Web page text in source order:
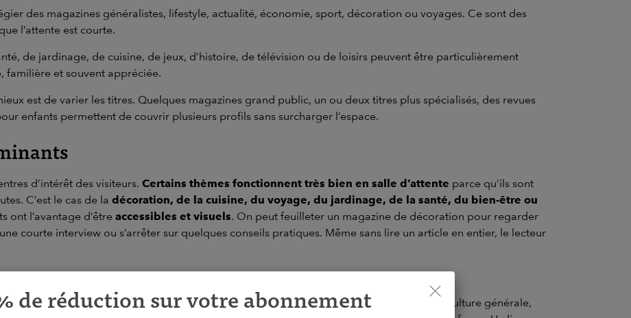
des magazines généralistes, lifestyle, actualité, économie, sport, décoration ou voyages. Ce sont des
l’attente est courte.
de jardinage, de cuisine, de jeux, d’histoire, de télévision ou de loisirs peuvent être particulièrement
familière et souvent appréciée.
est de varier les titres. Quelques magazines grand public, un ou deux titres plus spécialisés, des revues
enfants permettent de couvrir plusieurs profils sans surcharger l’espace.
d’intérêt des visiteurs. Certains thèmes fonctionnent très bien en salle d’attente parce qu’ils sont
C’est le cas de la décoration, de la cuisine, du voyage, du jardinage, de la santé, du bien-être ou
ont l’avantage d’être accessibles et visuels. On peut feuilleter un magazine de décoration pour regarder
courte interview ou s’arrêter sur quelques conseils pratiques. Même sans lire un article en entier, le lecteur
selon le profil de la clientèle: sport, automobile, loisirs créatifs, parentalité, culture générale,
de réduction sur votre abonnement